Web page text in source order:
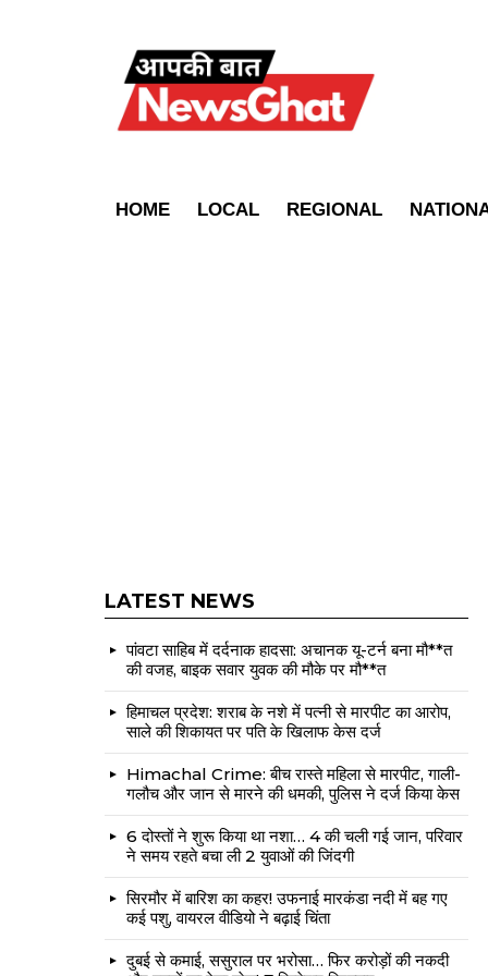
HOME LOCAL REGIONAL
LATEST NEWS
पांवटा साहिब में दर्दनाक हादसा: अचानक यू-टर्न बना मौ**त
की वजह, बाइक सवार युवक की मौके पर मौ**त
हिमाचल प्रदेश: शराब के नशे में पत्नी से मारपीट का आरोप,
साले की शिकायत पर पति के खिलाफ केस दर्ज
Himachal Crime: बीच रास्ते महिला से मारपीट, गाली-
गलौच और जान से मारने की धमकी, पुलिस ने दर्ज किया केस
6 दोस्तों ने शुरू किया था नशा… 4 की चली गई जान, परिवार
ने समय रहते बचा ली 2 युवाओं की जिंदगी
सिरमौर में बारिश का कहर! उफनाई मारकंडा नदी में बह गए
कई पशु, वायरल वीडियो ने बढ़ाई चिंता
दुबई से कमाई, ससुराल पर भरोसा… फिर करोड़ों की नकदी